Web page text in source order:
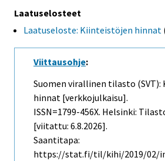
Laatuselosteet
Laatuseloste: Kiinteistöjen hinnat
Viittausohje:
Suomen virallinen tilasto
hinnat [verkkojulkaisu].
ISSN=1799-456X. Helsinki:
[viitattu: 6.8.2026].
Saantitapa:
https://stat.fi/til/kihi/2019/02/